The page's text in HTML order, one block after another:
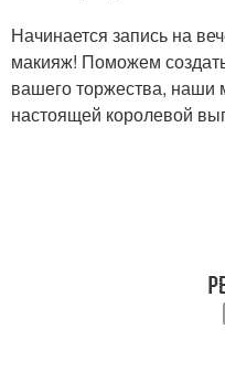
Начинается запись на
макияж! Поможем
вашего торжества, наши
настоящей королевой